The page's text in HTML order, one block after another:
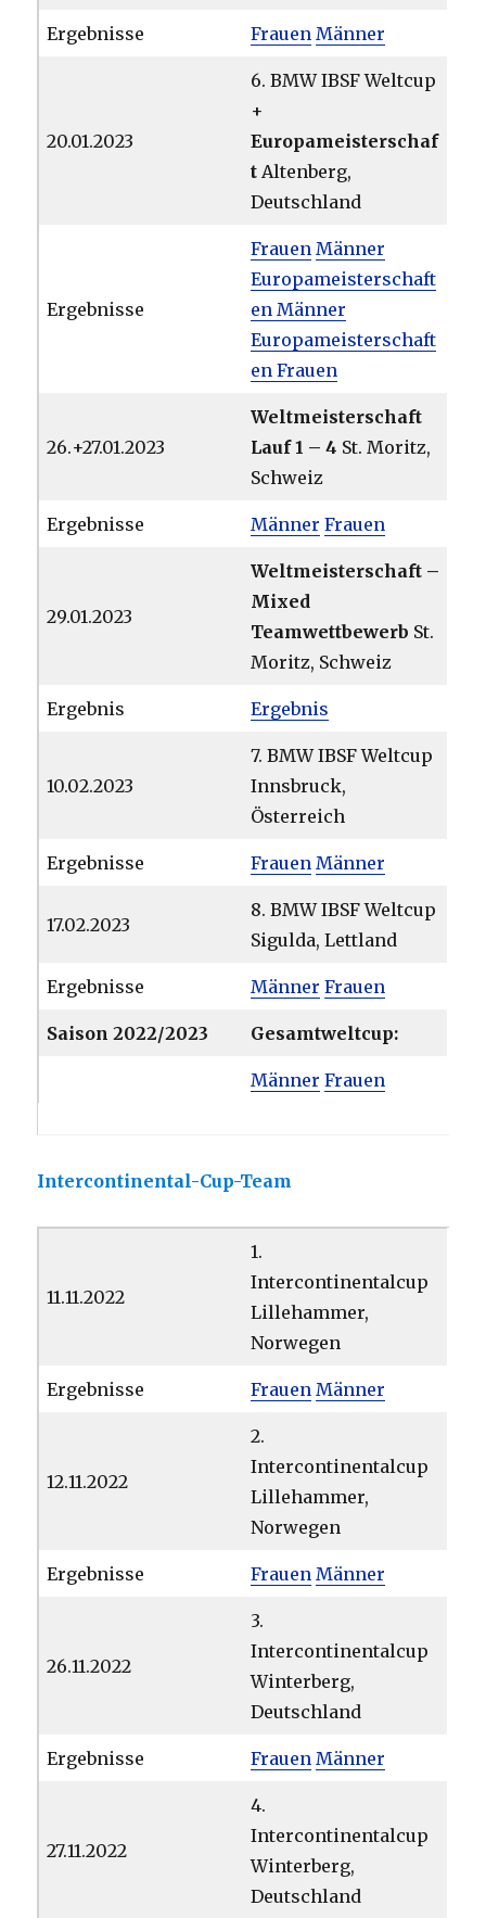
Ergebnisse Frauen Männer
20.01.2023
6. BMW IBSF Weltcup
+
Europameisterschaf
t Altenberg,
Deutschland
Ergebnisse
Frauen Männer
Europameisterschaft
en Männer
Europameisterschaft
en Frauen
26.+27.01.2023
Weltmeisterschaft
Lauf 1 – 4 St. Moritz,
Schweiz
Ergebnisse Männer Frauen
29.01.2023
Weltmeisterschaft –
Mixed
Teamwettbewerb St.
Moritz, Schweiz
Ergebnis Ergebnis
10.02.2023
7. BMW IBSF Weltcup
Innsbruck,
Österreich
Ergebnisse Frauen Männer
17.02.2023
8. BMW IBSF Weltcup
Sigulda, Lettland
Ergebnisse Männer Frauen
Saison 2022/2023 Gesamtweltcup:
Männer Frauen
Intercontinental-Cup-Team
11.11.2022
1.
Intercontinentalcup
Lillehammer,
Norwegen
Ergebnisse Frauen Männer
12.11.2022
2.
Intercontinentalcup
Lillehammer,
Norwegen
Ergebnisse Frauen Männer
26.11.2022
3.
Intercontinentalcup
Winterberg,
Deutschland
Ergebnisse Frauen Männer
27.11.2022
4.
Intercontinentalcup
Winterberg,
Deutschland